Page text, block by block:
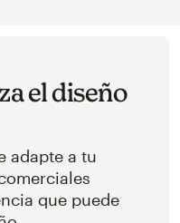
el diseño
adapte a tu
que puede